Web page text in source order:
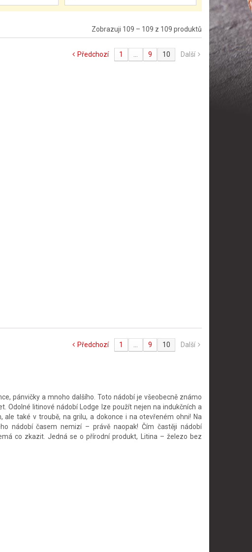
Zobrazuji 109 – 109 z 109 produktů
Předchozí 1 9 10 Další
Předchozí 1 9 10 Další
pánvičky a mnoho dalšího. Toto nádobí je všeobecně známo
Odolné litinové nádobí Lodge lze použít nejen na indukčních a
ale také v troubě, na grilu, a dokonce i na otevřeném ohni! Na
nádobí časem nemizí – právě naopak! Čím častěji nádobí
co zkazit. Jedná se o přírodní produkt, Litina – železo bez